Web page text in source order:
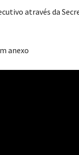
através da
anexo